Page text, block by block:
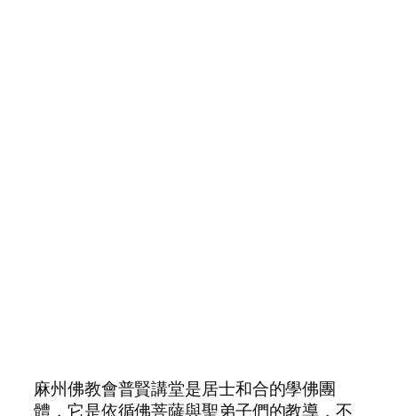
麻州佛教會普賢講堂是居士和合的學佛團
體，它是依循佛菩薩與聖弟子們的教導，不